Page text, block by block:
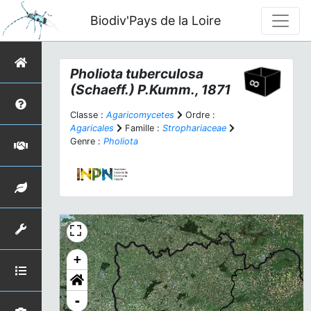
Biodiv'Pays de la Loire
Pholiota tuberculosa
(Schaeff.) P.Kumm., 1871
Classe : Agaricomycetes
Ordre :
Agaricales
Famille : Strophariaceae
Genre : Pholiota
+
-